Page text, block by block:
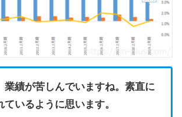
業績が苦しんでいますね。素直に
いるように思います。